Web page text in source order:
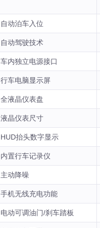
自动泊车入位
自动驾驶技术
车内独立电源接口
行车电脑显示屏
全液晶仪表盘
液晶仪表尺寸
HUD抬头数字显示
内置行车记录仪
主动降噪
手机无线充电功能
电动可调油门/刹车踏板